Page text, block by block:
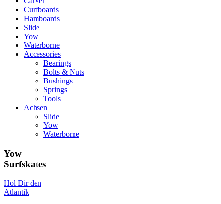
Curfboards
Hamboards
Slide
Yow
Waterborne
Accessories
Bearings
Bolts & Nuts
Bushings
Springs
Tools
Achsen
Slide
Yow
Waterborne
Yow
Surfskates
Hol Dir den
Atlantik